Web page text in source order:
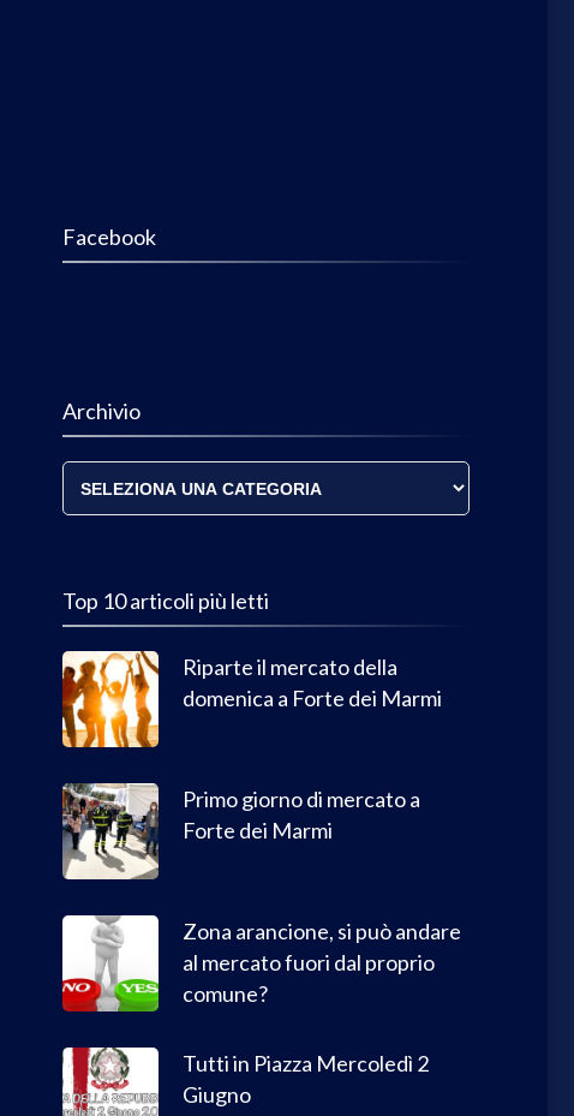
Facebook
Archivio
Archivio
Top 10 articoli più letti
Riparte il mercato della
domenica a Forte dei Marmi
Primo giorno di mercato a
Forte dei Marmi
Zona arancione, si può andare
al mercato fuori dal proprio
comune?
Tutti in Piazza Mercoledì 2
Giugno